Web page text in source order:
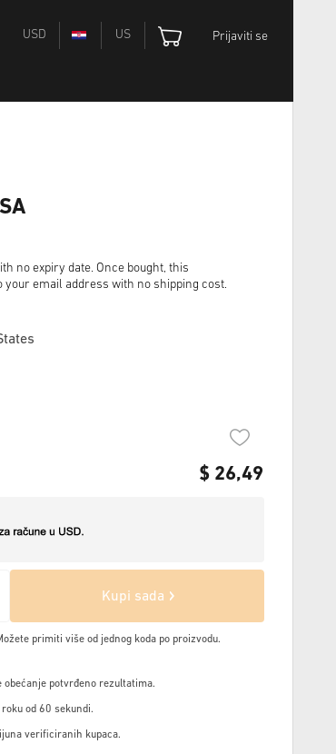
USD US Prijaviti se
no expiry date. Once bought, this
email address with no shipping cost.
$ 26,49
Kupi sada
primiti više od jednog koda po proizvodu.
obećanje potvrđeno rezultatima.
od 60 sekundi.
verificiranih kupaca.